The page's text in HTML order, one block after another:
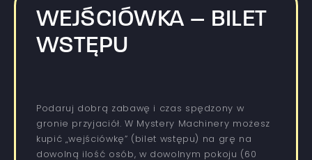
WEJŚCIÓWKA – BILET
WSTĘPU
Podaruj dobrą zabawę i czas spędzony w
gronie przyjaciół. W Mystery Machinery możesz
kupić „wejściówkę” (bilet wstępu) na grę na
dowolną ilość osób, w dowolnym pokoju (60